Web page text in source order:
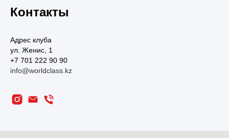
Контакты
Адрес клуба
ул. Женис, 1
+7 701 222 90 90
info@worldclass.kz